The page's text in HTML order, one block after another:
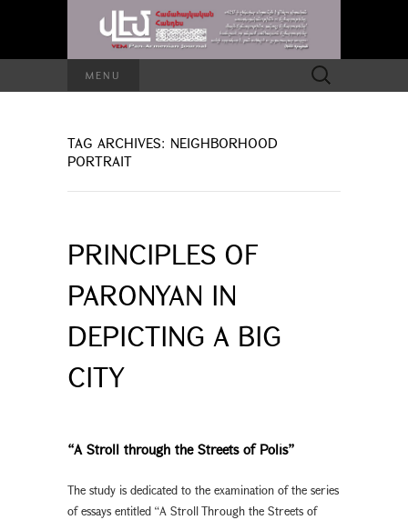
MENU
Search
for:
TAG ARCHIVES: NEIGHBORHOOD
PORTRAIT
PRINCIPLES OF
PARONYAN IN
DEPICTING A BIG
CITY
“A Stroll through the Streets of Polis”
The study is dedicated to the examination of the series
of essays entitled “A Stroll Through the Streets of